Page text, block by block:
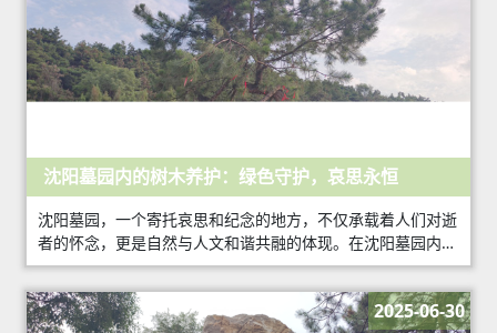
沈阳墓园内的树木养护：绿色守护，哀思永恒
沈阳墓园，一个寄托哀思和纪念的地方，不仅承载着人们对逝
者的怀念，更是自然与人文和谐共融的体现。在沈阳墓园内，
树木的养护成为了一项重要的工作，它不仅美化了园区环境，
也象征着生命的延续和对自然环境的尊重。
2025-06-30